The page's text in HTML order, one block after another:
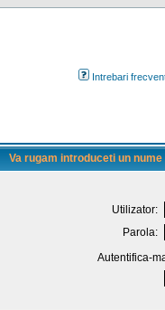
Intrebari
Va rugam introduceti un
Utilizator:
Parola:
Autentifica-